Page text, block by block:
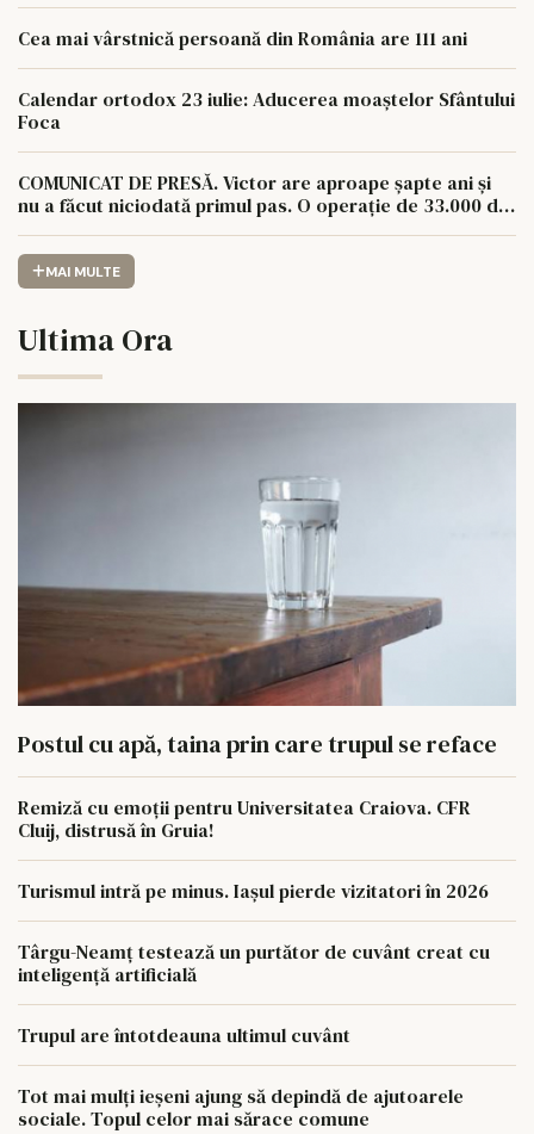
Cea mai vârstnică persoană din România are 111 ani
Calendar ortodox 23 iulie: Aducerea moaștelor Sfântului
Foca
COMUNICAT DE PRESĂ. Victor are aproape șapte ani și
nu a făcut niciodată primul pas. O operație de 33.000 de
MAI MULTE
Ultima Ora
Postul cu apă, taina prin care trupul se reface
Remiză cu emoții pentru Universitatea Craiova. CFR
Cluij, distrusă în Gruia!
Turismul intră pe minus. Iașul pierde vizitatori în 2026
Târgu-Neamț testează un purtător de cuvânt creat cu
inteligență artificială
Trupul are întotdeauna ultimul cuvânt
Tot mai mulți ieșeni ajung să depindă de ajutoarele
sociale. Topul celor mai sărace comune